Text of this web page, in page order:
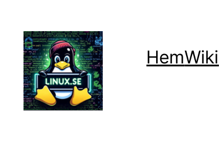
innehåll
HemWiki